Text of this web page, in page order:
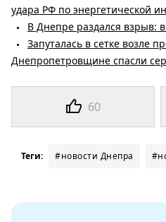
60
удара РФ по энергетической
В Днепре раздался взрыв:
Запуталась в сетке возле
Днепропетровщине спасли
Теги: #новости Днепра